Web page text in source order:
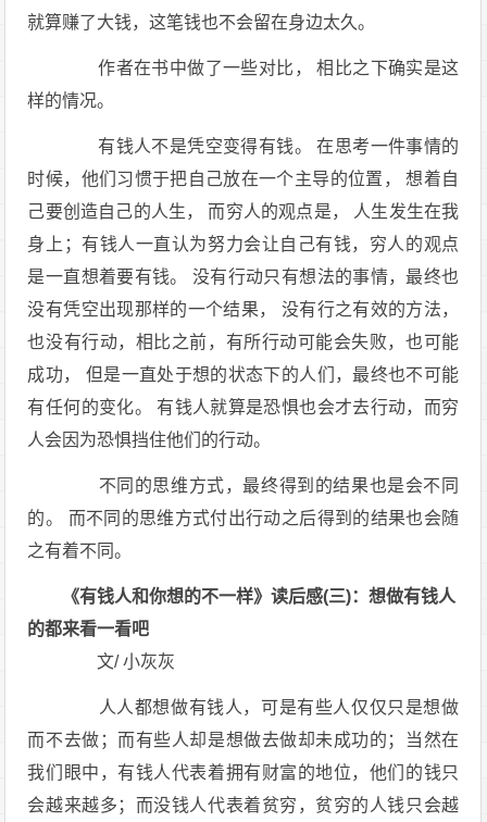
就算赚了大钱，这笔钱也不会留在身边太久。
作者在书中做了一些对比， 相比之下确实是这
样的情况。
有钱人不是凭空变得有钱。 在思考一件事情的
时候，他们习惯于把自己放在一个主导的位置， 想着自
己要创造自己的人生， 而穷人的观点是， 人生发生在我
身上；有钱人一直认为努力会让自己有钱，穷人的观点
是一直想着要有钱。 没有行动只有想法的事情，最终也
没有凭空出现那样的一个结果， 没有行之有效的方法，
也没有行动，相比之前，有所行动可能会失败，也可能
成功， 但是一直处于想的状态下的人们，最终也不可能
有任何的变化。 有钱人就算是恐惧也会才去行动，而穷
人会因为恐惧挡住他们的行动。
不同的思维方式，最终得到的结果也是会不同
的。 而不同的思维方式付出行动之后得到的结果也会随
之有着不同。
《有钱人和你想的不一样》读后感(三)：想做有钱人
的都来看一看吧
文/ 小灰灰
人人都想做有钱人，可是有些人仅仅只是想做
而不去做；而有些人却是想做去做却未成功的；当然在
我们眼中，有钱人代表着拥有财富的地位，他们的钱只
会越来越多；而没钱人代表着贫穷，贫穷的人钱只会越